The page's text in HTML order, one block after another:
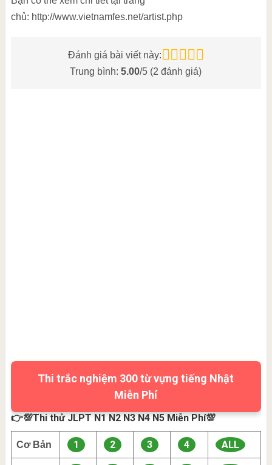
chủ: http://www.vietnamfes.net/artist.php
Đánh giá bài viết này:
Trung bình:5.00/5 (2 đánh giá)
Thi trắc nghiệm 300 từ vựng tiếng Nhật
Miễn Phí
👉💯Thi thử JLPT N1 N2 N3 N4 N5 Miễn Phí💯
Cơ Bản 1 2 3 4 ALL